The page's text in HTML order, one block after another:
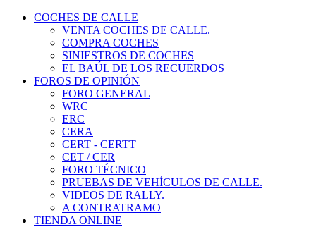
COCHES DE CALLE
VENTA COCHES DE CALLE.
COMPRA COCHES
SINIESTROS DE COCHES
EL BAÚL DE LOS RECUERDOS
FOROS DE OPINIÓN
FORO GENERAL
WRC
ERC
CERA
CERT - CERTT
CET / CER
FORO TÉCNICO
PRUEBAS DE VEHÍCULOS DE CALLE.
VIDEOS DE RALLY.
A CONTRATRAMO
TIENDA ONLINE